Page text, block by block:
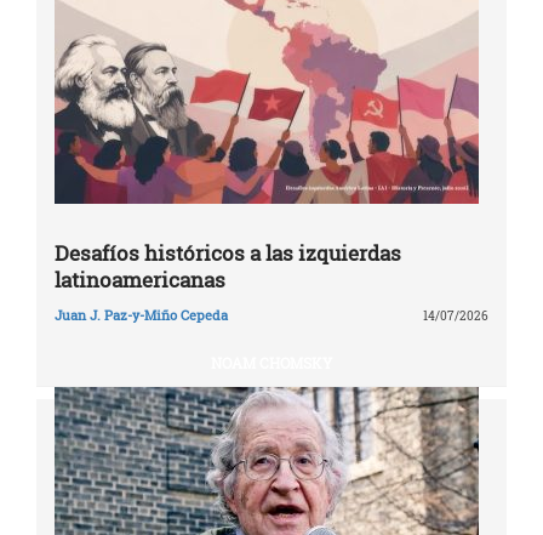
Desafíos históricos a las izquierdas
latinoamericanas
Juan J. Paz-y-Miño Cepeda 14/07/2026